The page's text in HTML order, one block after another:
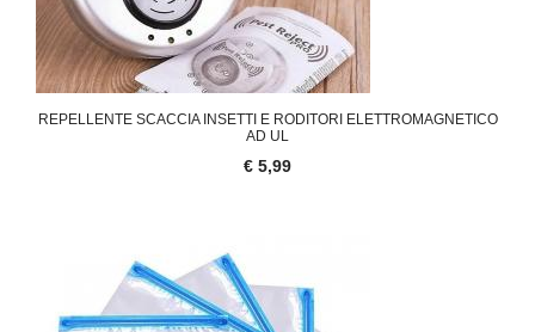
REPELLENTE SCACCIA INSETTI E RODITORI ELETTROMAGNETICO
AD UL
€ 5,99